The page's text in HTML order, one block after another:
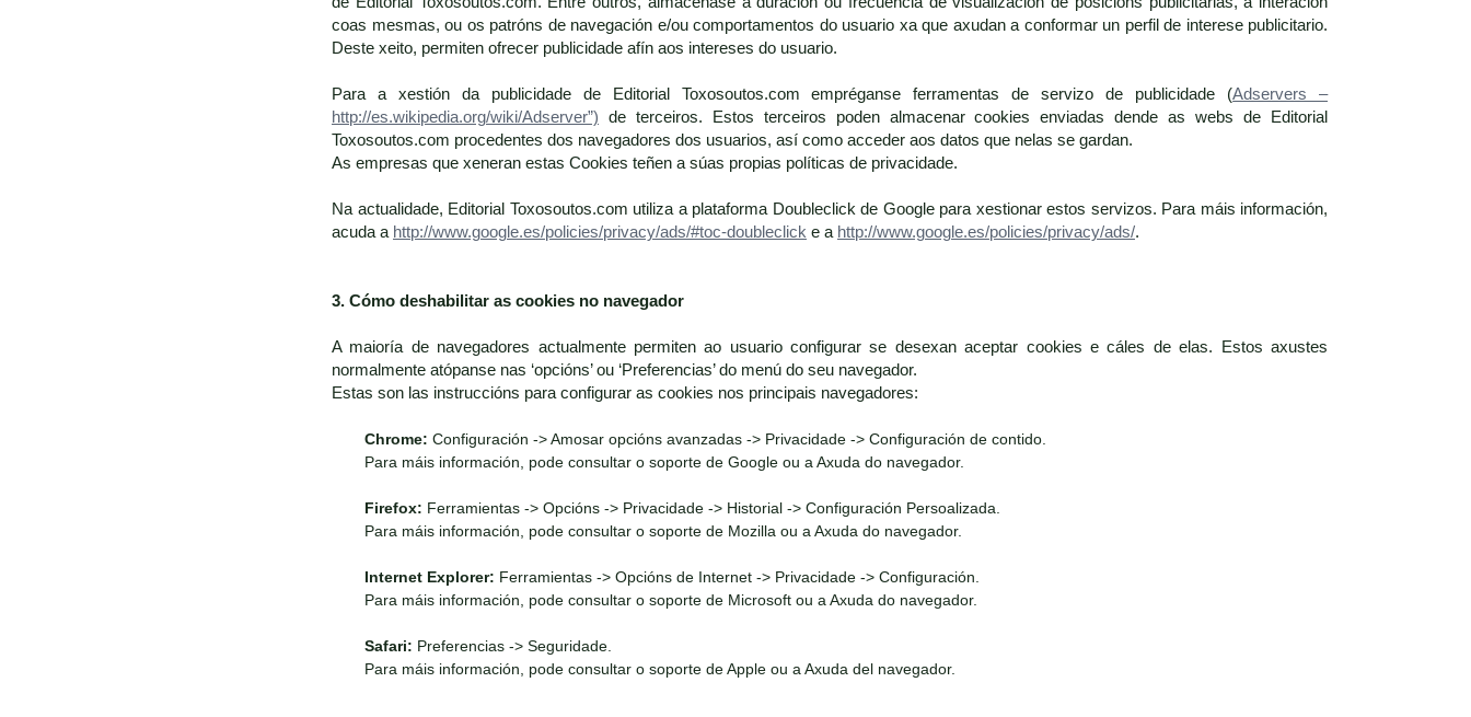
coas mesmas, ou os patróns de navegación e/ou comportamentos do usuario xa que axudan a conformar un perfil de interese publicitario.
Deste xeito, permiten ofrecer publicidade afín aos intereses do usuario.
Para a xestión da publicidade de Editorial Toxosoutos.com empréganse ferramentas de servizo de publicidade (Adservers –
http://es.wikipedia.org/wiki/Adserver”) de terceiros. Estos terceiros poden almacenar cookies enviadas dende as webs de Editorial
Toxosoutos.com procedentes dos navegadores dos usuarios, así como acceder aos datos que nelas se gardan.
As empresas que xeneran estas Cookies teñen a súas propias políticas de privacidade.
Na actualidade, Editorial Toxosoutos.com utiliza a plataforma Doubleclick de Google para xestionar estos servizos. Para máis información,
acuda a http://www.google.es/policies/privacy/ads/#toc-doubleclick e a http://www.google.es/policies/privacy/ads/.
3. Cómo deshabilitar as cookies no navegador
A maioría de navegadores actualmente permiten ao usuario configurar se desexan aceptar cookies e cáles de elas. Estos axustes
normalmente atópanse nas ‘opcións’ ou ‘Preferencias’ do menú do seu navegador.
Estas son las instruccións para configurar as cookies nos principais navegadores:
Chrome: Configuración -> Amosar opcións avanzadas -> Privacidade -> Configuración de contido.
Para máis información, pode consultar o soporte de Google ou a Axuda do navegador.
Firefox: Ferramientas -> Opcións -> Privacidade -> Historial -> Configuración Persoalizada.
Para máis información, pode consultar o soporte de Mozilla ou a Axuda do navegador.
Internet Explorer: Ferramientas -> Opcións de Internet -> Privacidade -> Configuración.
Para máis información, pode consultar o soporte de Microsoft ou a Axuda do navegador.
Safari: Preferencias -> Seguridade.
Para máis información, pode consultar o soporte de Apple ou a Axuda del navegador.